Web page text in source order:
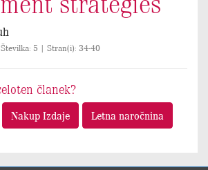
5 | Stran(i): 34-40
članek?
Nakup Izdaje Letna naročnina